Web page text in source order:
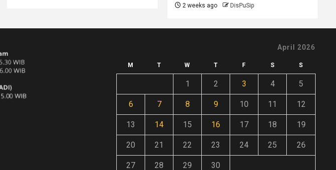
2 weeks ago DisPuSip
April 2026
M T W T F S S
1 2 3 4 5
6 7 8 9 10 11 12
13 14 15 16 17 18 19
20 21 22 23 24 25 26
27 28 29 30